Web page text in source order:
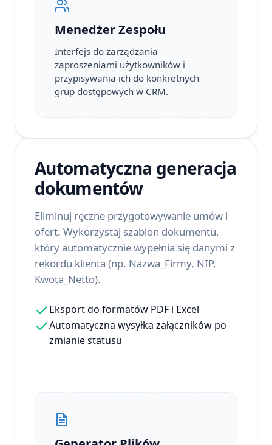
Menedżer Zespołu
Interfejs do zarządzania
zaproszeniami użytkowników i
przypisywania ich do konkretnych
grup dostępowych w CRM.
Automatyczna generacja
dokumentów
Eliminuj ręczne przygotowywanie umów i
ofert. Wykorzystaj szablon dokumentu,
który automatycznie wypełnia się danymi z
rekordu klienta (np. Nazwa_Firmy, NIP,
Kwota_Netto).
Eksport do formatów PDF i Excel
Automatyczna wysyłka załączników po
zmianie statusu